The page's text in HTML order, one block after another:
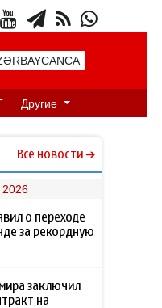
Другие
Все новости
2026
о переходе
за рекордную
заключил
на